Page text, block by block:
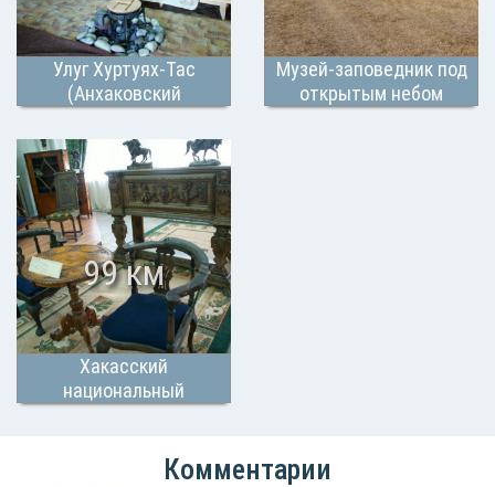
Улуг Хуртуях-Тас
(Анхаковский
Музей-заповедник под
открытым небом
Хакасский
национальный
99 км
Комментарии